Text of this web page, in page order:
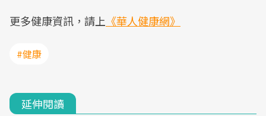
更多健康資訊，請上 《華人健康網》
#健康
延伸閱讀